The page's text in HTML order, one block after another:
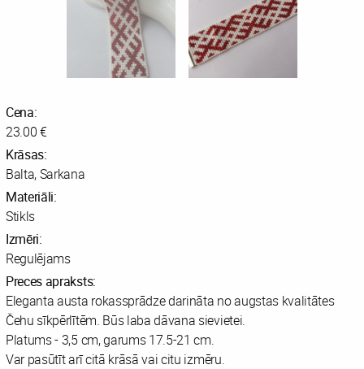
Cena:
23.00 €
Krāsas:
Balta, Sarkana
Materiāli:
Stikls
Izmēri:
Regulējams
Preces apraksts:
Eleganta austa rokassprādze darināta no augstas kvalitātes
Čehu sīkpērlītēm. Būs laba dāvana sievietei.
Platums - 3,5 cm, garums 17.5-21 cm.
Var pasūtīt arī citā krāsā vai citu izmēru.